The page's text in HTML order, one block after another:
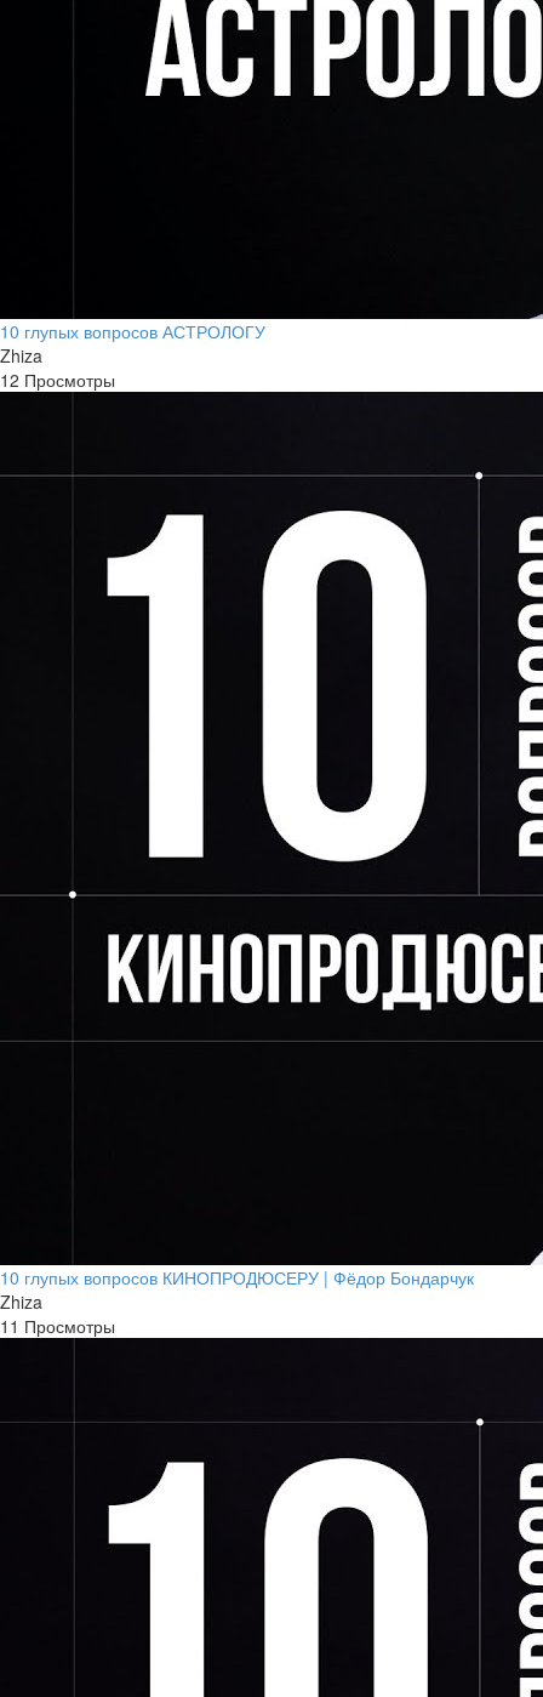
10 глупых вопросов АСТРОЛОГУ
Zhiza
12 Просмотры
10 глупых вопросов КИНОПРОДЮСЕРУ | Фёдор Бондарчук
Zhiza
11 Просмотры